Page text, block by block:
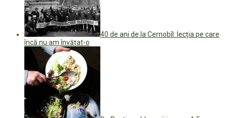
40 de ani de la Cernobîl: lecția pe care
încă nu am învățat-o